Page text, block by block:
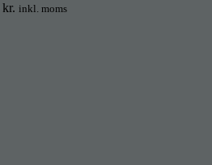
kr. inkl. moms